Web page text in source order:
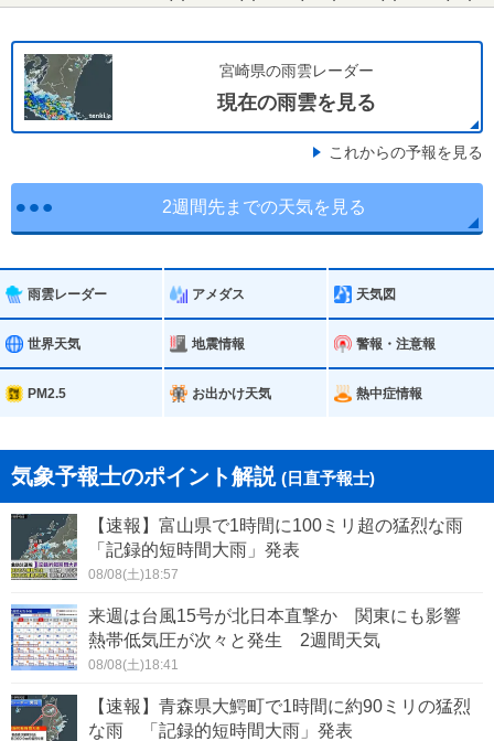
宮崎県の雨雲レーダー
現在の雨雲を見る
これからの予報を見る
2週間先までの天気を見る
雨雲レーダー アメダス 天気図
世界天気 地震情報 警報・注意報
PM2.5 お出かけ天気 熱中症情報
気象予報士のポイント解説 (日直予報士)
【速報】富山県で1時間に100ミリ超の猛烈な雨
「記録的短時間大雨」発表
08/08(土)18:57
来週は台風15号が北日本直撃か 関東にも影響
熱帯低気圧が次々と発生 2週間天気
08/08(土)18:41
【速報】青森県大鰐町で1時間に約90ミリの猛烈
な雨 「記録的短時間大雨」発表